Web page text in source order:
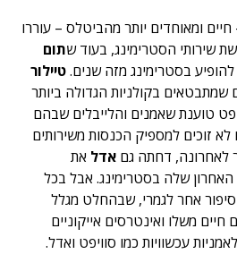
ומאוחדים יותר מהביטלס – עוררו
שירותי הסטרימינג, בעוד שתום
בסטרימינג מזה שנים.טיילור
בקולניות הגדולה ביותר
טוענת שאמנים והלייבלים שבהם
זוכים למספיק הכנסות משירותים
לאחרונה, דחתה גם אדל את
שלה בסטרימינג. אבל בכל
אחר לגמרי, שבהחלט מגלל
משלו ואינטרסים אייקוניים
עכשוויות כמו סוויפט ואדל.